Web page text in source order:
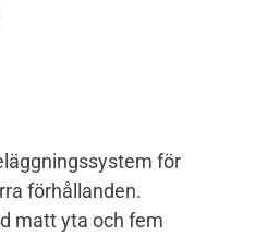
för
förhållanden.
matt yta och fem